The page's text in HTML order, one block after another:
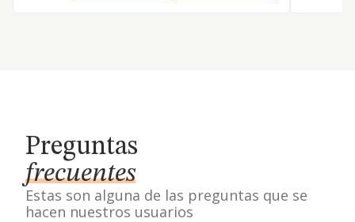
Preguntas
frecuentes
Estas son alguna de las preguntas que se
hacen nuestros usuarios